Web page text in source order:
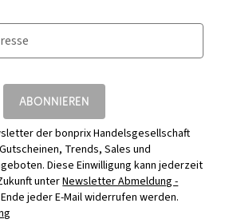
ABONNIEREN
der bonprix Handelsgesellschaft
Trends, Sales und
Diese Einwilligung kann jederzeit
unterNewsletter Abmeldung -
jeder E-Mail widerrufen werden.